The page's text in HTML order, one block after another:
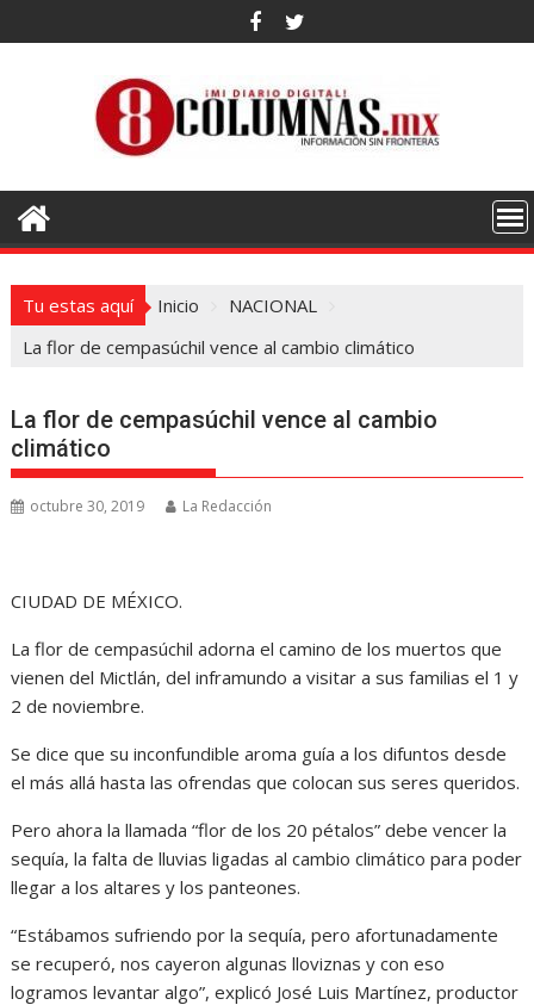
al
Tu estas aquí Inicio
NACIONAL
La flor de cempasúchil vence al cambio climático
La flor de cempasúchil vence al cambio
climático
octubre 30, 2019 La Redacción
CIUDAD DE MÉXICO.
La flor de cempasúchil adorna el camino de los muertos que
vienen del Mictlán, del inframundo a visitar a sus familias el 1 y
2 de noviembre.
Se dice que su inconfundible aroma guía a los difuntos desde
el más allá hasta las ofrendas que colocan sus seres queridos.
Pero ahora la llamada “flor de los 20 pétalos” debe vencer la
sequía, la falta de lluvias ligadas al cambio climático para poder
llegar a los altares y los panteones.
“Estábamos sufriendo por la sequía, pero afortunadamente
se recuperó, nos cayeron algunas lloviznas y con eso
logramos levantar algo”, explicó José Luis Martínez, productor